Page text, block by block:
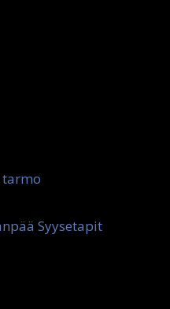
Syysetapit